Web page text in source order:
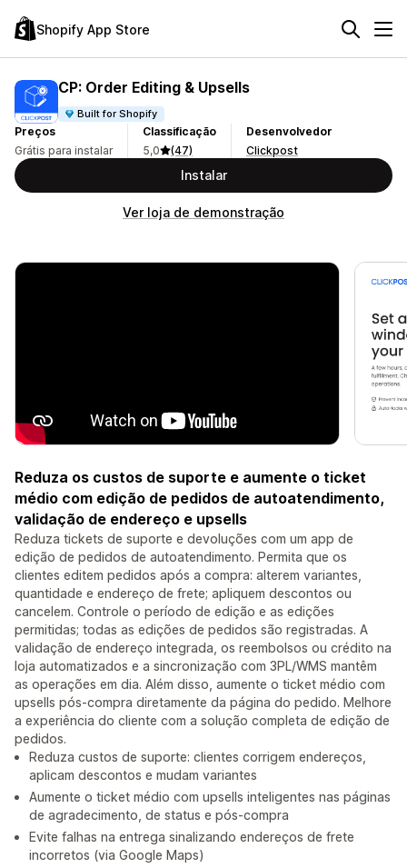
Shopify App Store
CP: Order Editing & Upsells
Built for Shopify
Preços
Grátis para instalar
Classificação
5,0
(47)
Desenvolvedor
Clickpost
Instalar
Ver loja de demonstração
Reduza os custos de suporte e aumente o ticket
médio com edição de pedidos de autoatendimento,
validação de endereço e upsells
Reduza tickets de suporte e devoluções com um app de
edição de pedidos de autoatendimento. Permita que os
clientes editem pedidos após a compra: alterem variantes,
quantidade e endereço de frete; apliquem descontos ou
cancelem. Controle o período de edição e as edições
permitidas; todas as edições de pedidos são registradas. A
validação de endereço integrada, os reembolsos ou crédito na
loja automatizados e a sincronização com 3PL/WMS mantêm
as operações em dia. Além disso, aumente o ticket médio com
upsells pós-compra diretamente da página do pedido. Melhore
a experiência do cliente com a solução completa de edição de
pedidos.
Reduza custos de suporte: clientes corrigem endereços,
aplicam descontos e mudam variantes
Aumente o ticket médio com upsells inteligentes nas páginas
de agradecimento, de status e pós-compra
Evite falhas na entrega sinalizando endereços de frete
incorretos (via Google Maps)